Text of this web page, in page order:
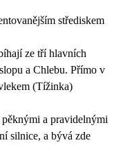
střediskem
ze tří hlavních
a Chlebu. Přímo v
(Tížinka)
pěknými a pravidelnými
silnice, a bývá zde